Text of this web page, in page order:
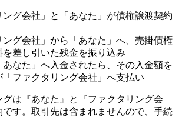
ング会社」と「あなた」が債権譲渡契約
ング会社」から「あなた」へ、売掛債権
差し引いた残金を振り込み
なた」へ入金されたら、その入金額を
「ファクタリング会社」へ支払い
グは『あなた』と『ファクタリング会
す。取引先は含まれませんので、手続